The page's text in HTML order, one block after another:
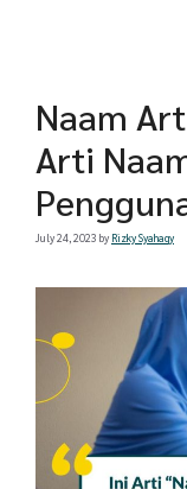
Naam
Arti
July 24, 2023 by Rizky Syahaqy